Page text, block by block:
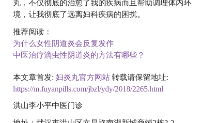
丸，不仅彻底的治愈了我的疾病而且帮助调理体内环
境，让我彻底了远离妇科疾病的困扰。
推荐阅读：
为什么女性阴道炎会反复发作
中医治疗滴虫性阴道炎的方法有哪些？
本文章首发: 妇炎丸官方网站 转载请保留地址:
https://m.fuyanpills.com/jbzl/ydy/2018/2265.html
洪山李小平中医门诊